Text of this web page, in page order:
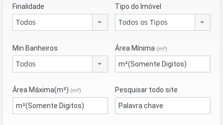
Finalidade
Todos
Tipo do Imóvel
Todos os Tipos
Min Banheiros
Todos
Área Mínima (m²)
Área Máxima(m²) (m²) Pesquisar todo site